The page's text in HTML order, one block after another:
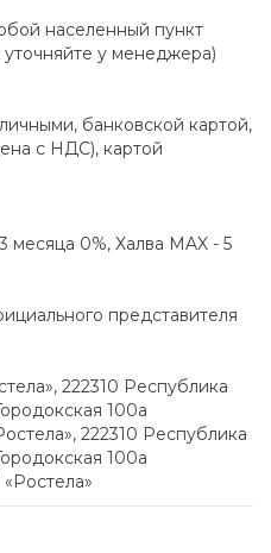
населенный пункт
уточняйте у менеджера)
банковской картой,
с НДС), картой
месяца 0%, Халва MAX - 5
представителя
222310 Республика
100а
222310 Республика
100а